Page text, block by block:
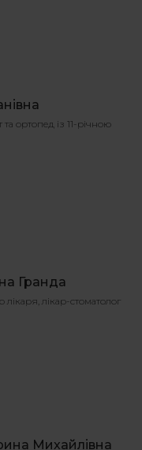
та ортопед із 11-річною
Гранда
лікаря, лікар-cтоматолог
Михайлівна